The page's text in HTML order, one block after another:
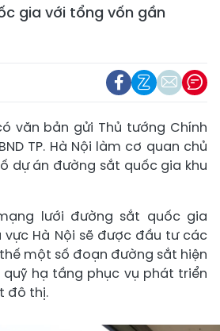
gia với tổng vốn gần
văn bản gửi Thủ tướng Chính
TP. Hà Nội làm cơ quan chủ
dự án đường sắt quốc gia khu
lưới đường sắt quốc gia
vực Hà Nội sẽ được đầu tư các
một số đoạn đường sắt hiện
hạ tầng phục vụ phát triển
đô thị.